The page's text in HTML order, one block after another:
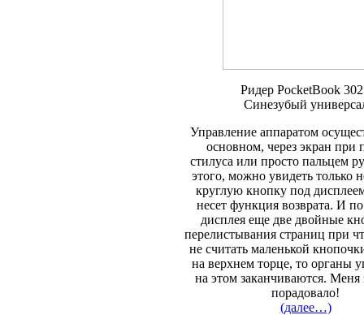
Ридер PocketBook
Синезубый
Управление аппаратом
основном, через экран при
стилуса или просто пальцем
этого, можно увидеть только
круглую кнопку под
несет функция возврата. И
дисплея еще две двойные
перелистывания страниц при
не считать маленькой
на верхнем торце, то органы
на этом заканчиваются. Меня
порадовало!
(далее…)